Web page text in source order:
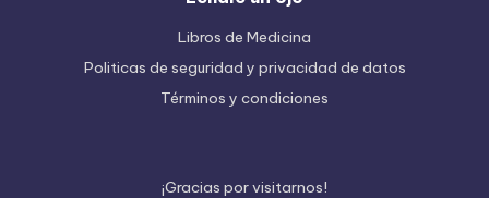
Libros de Medicina
Politicas de seguridad y privacidad de datos
Términos y condiciones
¡Gracias porvisitarnos!